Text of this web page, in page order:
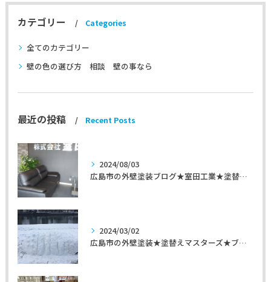
カテゴリー Categories
全てのカテゴリー
壁の色の選び方 相談 壁の事なら
最近の投稿 Recent Posts
2024/08/03
広島市の外壁塗装ブログ★室田工業★塗替えマスターズ★外壁リフォーム
2024/03/02
広島市の外壁塗装★塗替えマスターズ★ブログ「初めて家を手入れするのに」